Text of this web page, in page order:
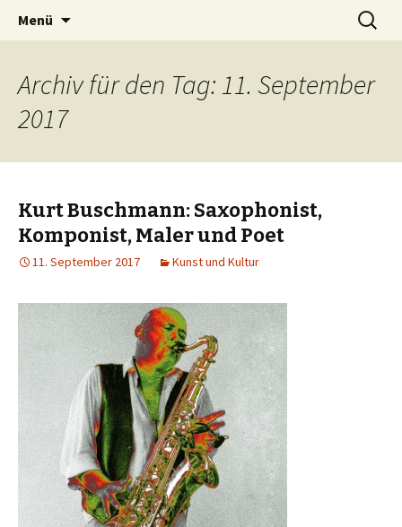
Peter Grau
Menü
Suchen
nach:
Archiv für den Tag: 11. September
2017
Kurt Buschmann: Saxophonist,
Komponist, Maler und Poet
11. September 2017 Kunst und Kultur